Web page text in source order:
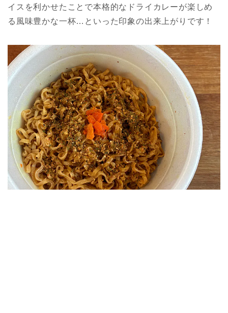
イスを利かせたことで本格的なドライカレーが楽しめ
る風味豊かな一杯…といった印象の出来上がりです！